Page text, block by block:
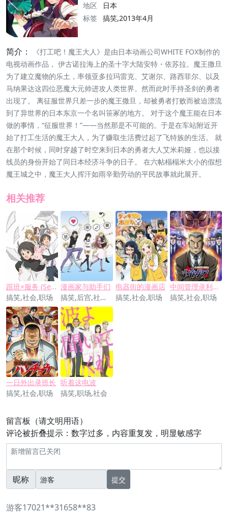
地区
日本
标签
搞笑,2013年4月
简介：
《打工吧！魔王大人》是由日本动画公司WHITE FOX制作的
电视动画作品， 伊古诺拉海上的圣十字大陆安特・依苏拉。魔王撒旦
为了建立魔物的乐土，率领亚多拉玛雷克、艾谢尔、路西菲尔、以及
马纳果达这四位恶魔大元帅进攻人类世界。然而此时手持圣剑的勇者
出现了。 离征服世界只差一步的魔王撒旦，却被勇者打败而被迫漂流
到了异世界的日本东京一个名叫笹冢的地方。 对于这个魔王能在日本
做的事情，“征服世界！”——当然那是不可能的。于是在车站附近开
始了打工生活的魔王大人，为了赚取生活费过起了飞特族的生活。 就
在那个时候，同时穿越了时空来到日本的勇者大人艾米莉娅，也以接
线员的身份开始了同日本经济斗争的日子。 在六帖榻榻米大小的假想
魔王城之中，魔王大人挥汗如雨辛勤劳动的平民故事就此展开。
相关推荐
跟班×服务 (Servant×Service)
搞笑,社会,职场
漫画家与助手们
搞笑,后宫,社会,职场
电器街的漫画店
搞笑,社会,职场
中间管理录利根川
搞笑,社会,职场
一日外出录班长
搞笑,社会,职场
听着这电波
搞笑,职场,社会
留言板（请文明用语）
评论被折叠提示：数字过多，内容重复发，明显敏感字
昵称 提交
游客17021**31658**83